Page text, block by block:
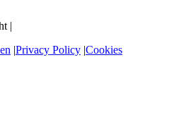
|
Privacy Policy Cookies